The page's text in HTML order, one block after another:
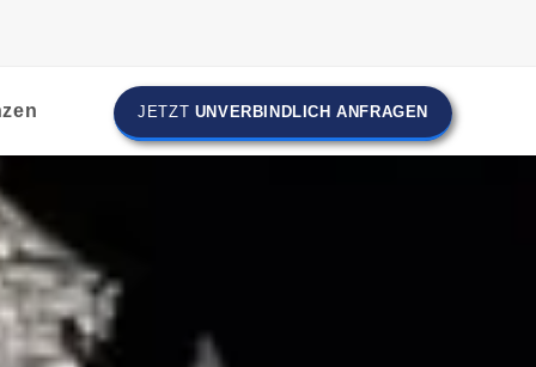
JETZT UNVERBINDLICH ANFRAGEN